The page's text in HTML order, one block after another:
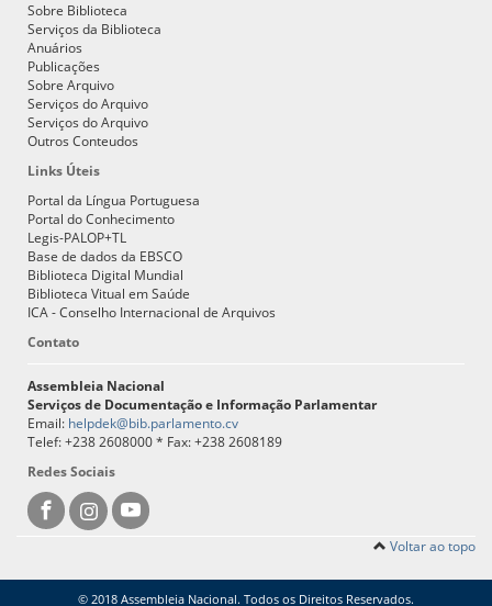
Sobre Biblioteca
Serviços da Biblioteca
Anuários
Publicações
Sobre Arquivo
Serviços do Arquivo
Serviços do Arquivo
Outros Conteudos
Links Úteis
Portal da Língua Portuguesa
Portal do Conhecimento
Legis-PALOP+TL
Base de dados da EBSCO
Biblioteca Digital Mundial
Biblioteca Vitual em Saúde
ICA - Conselho Internacional de Arquivos
Contato
Assembleia Nacional
Serviços de Documentação e Informação Parlamentar
Email: helpdek@bib.parlamento.cv
Telef: +238 2608000 * Fax: +238 2608189
Redes Sociais
Voltar ao topo
© 2018 Assembleia Nacional. Todos os Direitos Reservados.